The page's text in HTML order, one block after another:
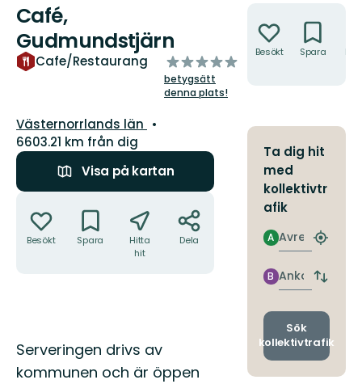
Café,
Gudmundstjärn
Cafe/Restaurang
av
5
stjärnor
betygsätt
denna plats!
Län:
Västernorrlands län
6603.21 km från dig
Visa på kartan
Besökt Spara
Hitta
hit
Dela
Beskrivning
Serveringen drivs av
kommunen och är öppen
Besökt Spara
Ta dig hit
med
kollektivtr
afik
Avresa
A
Hitta
Ankomst
B
Byt
och
Sök
kollektivtrafik